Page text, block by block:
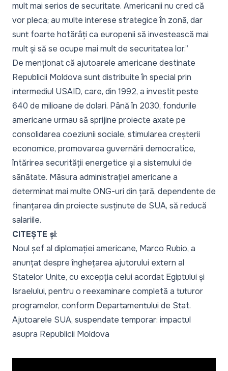
mult mai serios de securitate. Americanii nu cred că
vor pleca; au multe interese strategice în zonă, dar
sunt foarte hotărâți ca europenii să investească mai
mult și să se ocupe mai mult de securitatea lor.”
De menționat că ajutoarele americane destinate
Republicii Moldova sunt distribuite în special prin
intermediul USAID, care, din 1992, a investit peste
640 de milioane de dolari. Până în 2030, fondurile
americane urmau să sprijine proiecte axate pe
consolidarea coeziunii sociale, stimularea creșterii
economice, promovarea guvernării democratice,
întărirea securității energetice și a sistemului de
sănătate. Măsura administrației americane a
determinat mai multe ONG-uri din țară, dependente de
finanțarea din proiecte susținute de SUA, să reducă
salariile.
CITEȘTE și:
Noul șef al diplomației americane, Marco Rubio, a
anunțat despre înghețarea ajutorului extern al
Statelor Unite, cu excepția celui acordat Egiptului și
Israelului, pentru o reexaminare completă a tuturor
programelor, conform Departamentului de Stat.
Ajutoarele SUA, suspendate temporar: impactul
asupra Republicii Moldova